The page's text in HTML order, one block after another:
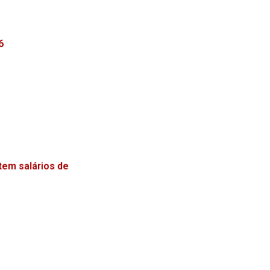
salários de